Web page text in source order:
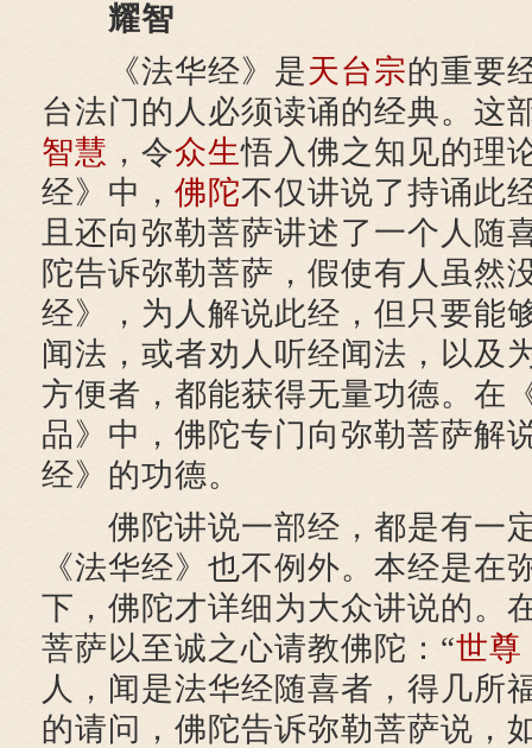
耀智
《法华经》是天台宗的重要
台法门的人必须读诵的经典。这
智慧 ，令众生悟入佛之知见的理
经》中， 佛陀不仅讲说了持诵此
且还向弥勒菩萨讲述了一个人随
陀告诉弥勒菩萨，假使有人虽然
经》，为人解说此经，但只要能
闻法，或者劝人听经闻法，以及
方便者，都能获得无量功德。在
品》中，佛陀专门向弥勒菩萨解
经》的功德。
佛陀讲说一部经，都是有一
《法华经》也不例外。本经是在
下，佛陀才详细为大众讲说的。
菩萨以至诚之心请教佛陀：“世尊
人，闻是法华经随喜者，得几所
的请问，佛陀告诉弥勒菩萨说，